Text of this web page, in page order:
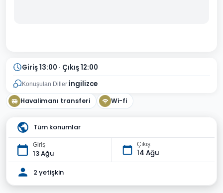
Giriş 13:00 · Çıkış 12:00
Konuşulan Diller:İngilizce
Havalimanı transferi Wi-fi
Tüm konumlar
Giriş
13 Ağu
Çıkış
14 Ağu
2 yetişkin